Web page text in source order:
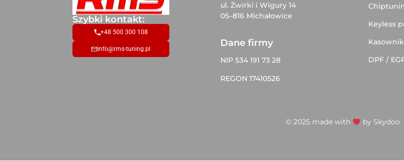
Szybki kontakt:
+48 500 300 108
info@rms-tuning.pl
ul. Żwirki i Wigury 14
05–816 Michałowice
Dane firmy
NIP 534 191 73 28
REGON 17410526
Keyless
DPF /
© 2025 made with by Skydoo